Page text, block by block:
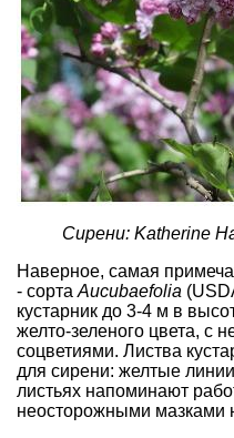
Сирени: Katherine
Наверное, самая
- сорта Aucubaefolia
кустарник до 3-4 м в
желто-зеленого цвета, с
соцветиями. Листва
для сирени: желтые
листьях напоминают
неосторожными мазками